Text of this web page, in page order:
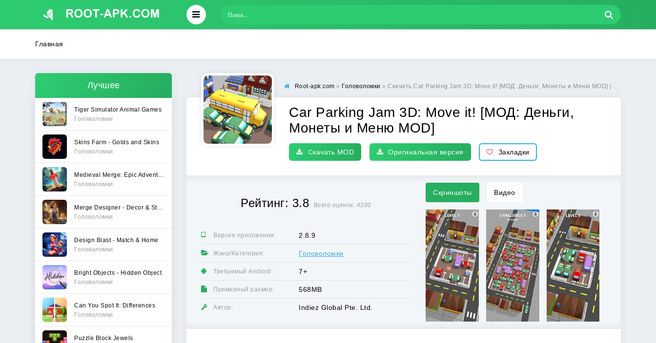
Главная
Лучшее
Tiger Simulator Animal Games
Головоломки
Skins Farm - Golds and Skins
Головоломки
Medieval Merge: Epic Adventure
Головоломки
Merge Designer - Decor & Story
Головоломки
Design Blast - Match & Home
Головоломки
Bright Objects - Hidden Object
Головоломки
Can You Spot It: Differences
Головоломки
Puzzle Block Jewels
Root-apk.com » Головоломки » Скачать Car Parking Jam 3D: Move it! [МОД: Деньги, Монеты и Меню MOD] | Взлом Car Parking Jam 3D: Move it! на Андроид
Car Parking Jam 3D: Move it! [МОД: Деньги,
Монеты и Меню MOD]
Скачать MOD Оригинальная версия Закладки
Рейтинг: 3.8 Всего оценок: 4200
Версия приложения: 2.8.9
Жанр/Категория: Головоломки
Требуемый Android: 7+
Примерный размер: 568MB
Автор: Indiez Global Pte. Ltd.
Скриншоты Видео